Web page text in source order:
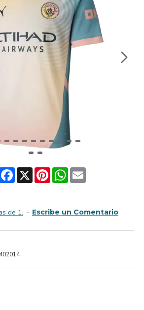
Facebook
X PinterestWhatsApp
Email
de 1. - Escribe un Comentario